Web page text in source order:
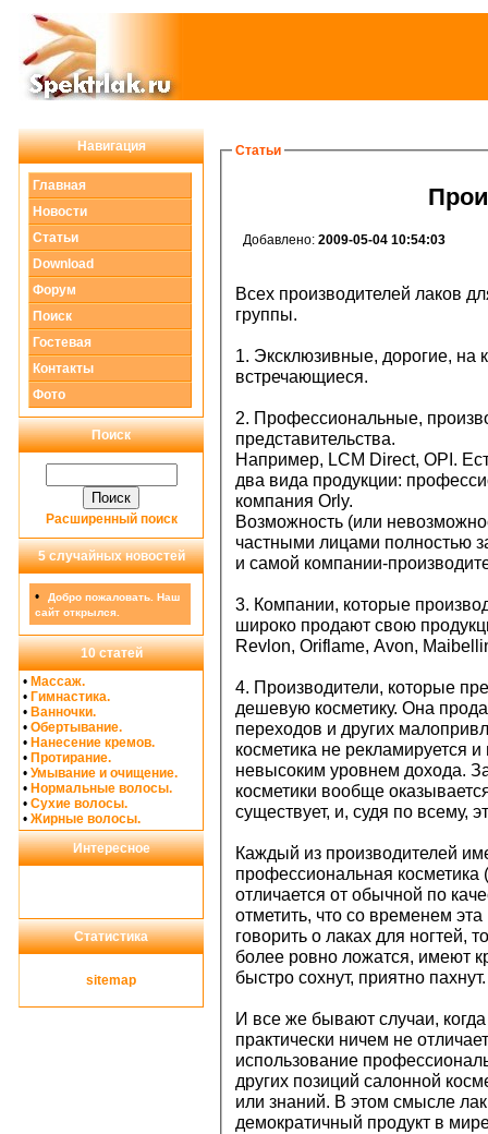
Навигация
Главная
Новости
Статьи
Download
Форум
Поиск
Гостевая
Контакты
Фото
Поиск
Расширенный поиск
5 случайных новостей
•
Добро пожаловать. Наш
сайт открылся.
10 статей
• Массаж.
• Гимнастика.
• Ванночки.
• Обертывание.
• Нанесение кремов.
• Протирание.
• Умывание и очищение.
• Нормальные волосы.
• Сухие волосы.
• Жирные волосы.
Интересное
Статистика
sitemap
Статьи
Добавлено: 2009-05-04 10:54:03
Всех производителей лаков
группы.
1. Эксклюзивные, дорогие, на
встречающиеся.
2. Профессиональные,
представительства.
Например, LCM Direct, OPI.
два вида продукции:
компания Orly.
Возможность (или
частными лицами полностью
и самой компании-
3. Компании, которые
широко продают свою
Revlon, Oriflame, Avon,
4. Производители, которые
дешевую косметику. Она
переходов и других
косметика не рекламируется
невысоким уровнем дохода.
косметики вообще
существует, и, судя по всему,
Каждый из производителей
профессиональная косметика
отличается от обычной по
отметить, что со временем
говорить о лаках для ногтей,
более ровно ложатся, имеют
быстро сохнут, приятно
И все же бывают случаи,
практически ничем не
использование
других позиций салонной
или знаний. В этом смысле
демократичный продукт в